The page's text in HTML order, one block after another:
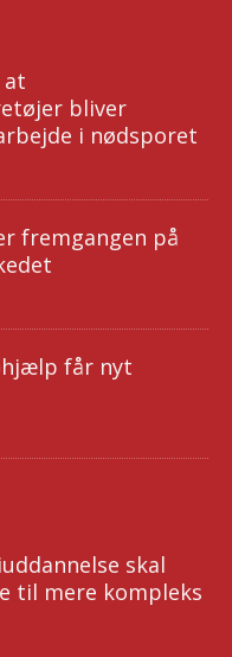
at
bliver
i nødsporet
fremgangen på
får nyt
skal
til mere kompleks